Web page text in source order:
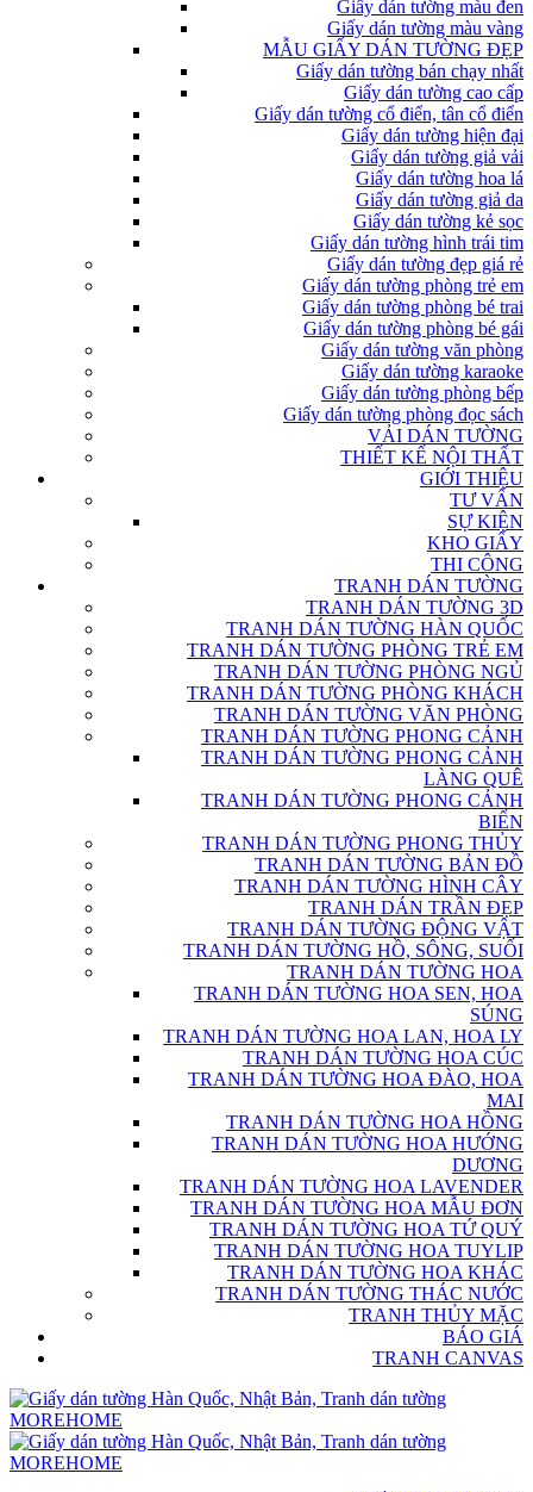
Giấy dán tường màu đen
Giấy dán tường màu vàng
MẪU GIẤY DÁN TƯỜNG ĐẸP
Giấy dán tường bán chạy nhất
Giấy dán tường cao cấp
Giấy dán tường cổ điển, tân cổ điển
Giấy dán tường hiện đại
Giấy dán tường giả vải
Giấy dán tường hoa lá
Giấy dán tường giả da
Giấy dán tường kẻ sọc
Giấy dán tường hình trái tim
Giấy dán tường đẹp giá rẻ
Giấy dán tường phòng trẻ em
Giấy dán tường phòng bé trai
Giấy dán tường phòng bé gái
Giấy dán tường văn phòng
Giấy dán tường karaoke
Giấy dán tường phòng bếp
Giấy dán tường phòng đọc sách
VẢI DÁN TƯỜNG
THIẾT KẾ NỘI THẤT
GIỚI THIỆU
TƯ VẤN
SỰ KIỆN
KHO GIẤY
THI CÔNG
TRANH DÁN TƯỜNG
TRANH DÁN TƯỜNG 3D
TRANH DÁN TƯỜNG HÀN QUỐC
TRANH DÁN TƯỜNG PHÒNG TRẺ EM
TRANH DÁN TƯỜNG PHÒNG NGỦ
TRANH DÁN TƯỜNG PHÒNG KHÁCH
TRANH DÁN TƯỜNG VĂN PHÒNG
TRANH DÁN TƯỜNG PHONG CẢNH
TRANH DÁN TƯỜNG PHONG CẢNH
LÀNG QUÊ
TRANH DÁN TƯỜNG PHONG CẢNH
BIỂN
TRANH DÁN TƯỜNG PHONG THỦY
TRANH DÁN TƯỜNG BẢN ĐỒ
TRANH DÁN TƯỜNG HÌNH CÂY
TRANH DÁN TRẦN ĐẸP
TRANH DÁN TƯỜNG ĐỘNG VẬT
TRANH DÁN TƯỜNG HỒ, SÔNG, SUỐI
TRANH DÁN TƯỜNG HOA
TRANH DÁN TƯỜNG HOA SEN, HOA
SÚNG
TRANH DÁN TƯỜNG HOA LAN, HOA LY
TRANH DÁN TƯỜNG HOA CÚC
TRANH DÁN TƯỜNG HOA ĐÀO, HOA
MAI
TRANH DÁN TƯỜNG HOA HỒNG
TRANH DÁN TƯỜNG HOA HƯỚNG
DƯƠNG
TRANH DÁN TƯỜNG HOA LAVENDER
TRANH DÁN TƯỜNG HOA MẪU ĐƠN
TRANH DÁN TƯỜNG HOA TỨ QUÝ
TRANH DÁN TƯỜNG HOA TUYLIP
TRANH DÁN TƯỜNG HOA KHÁC
TRANH DÁN TƯỜNG THÁC NƯỚC
TRANH THỦY MẶC
BÁO GIÁ
TRANH CANVAS